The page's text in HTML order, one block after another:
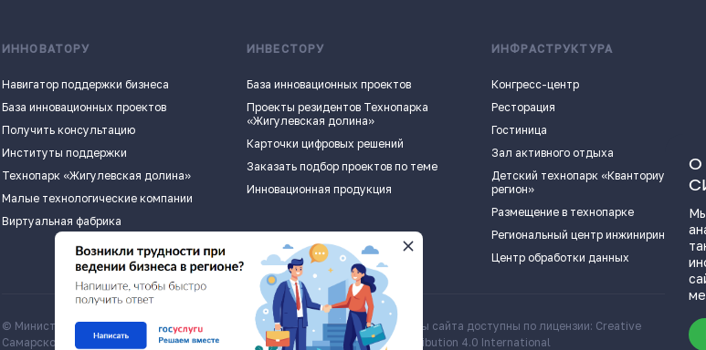
ИННОВАТОРУ
Навигатор поддержки бизнеса
База инновационных проектов
Получить консультацию
Институты поддержки
Технопарк «Жигулевская долина»
Малые технологические компании
Виртуальная фабрика
ИНВЕСТОРУ
База инновационных проектов
Проекты резидентов Технопарка
«Жигулевская долина»
Карточки цифровых решений
Заказать подбор проектов по теме
Инновационная продукция
ИНФРАСТРУКТУРА
Конгресс-центр
Ресторация
Гостиница
Зал активного отдыха
Детский технопарк «Кванториум - 63
регион»
Размещение в технопарке
Региональный центр инжиниринга
Центр обработки данных
© Министерство экономического развития и инвестиций
Самарской области, economy.samregion.ru, 2026
Все материалы сайта доступны по лицензии: Creative
Commons Attribution 4.0 International
о
О